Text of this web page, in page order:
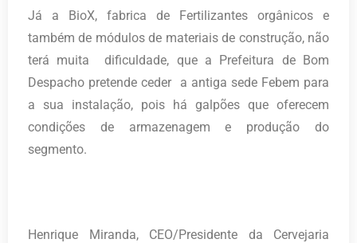
Já a BioX, fabrica de Fertilizantes orgânicos e
também de módulos de materiais de construção, não
terá muita dificuldade, que a Prefeitura de Bom
Despacho pretende ceder a antiga sede Febem para
a sua instalação, pois há galpões que oferecem
condições de armazenagem e produção do
segmento.
Henrique Miranda, CEO/Presidente da Cervejaria